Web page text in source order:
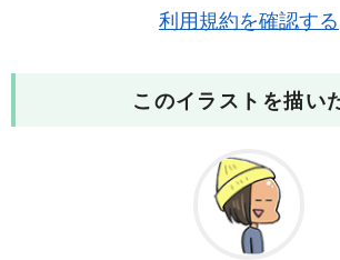
利用規約を確認する
このイラストを描い